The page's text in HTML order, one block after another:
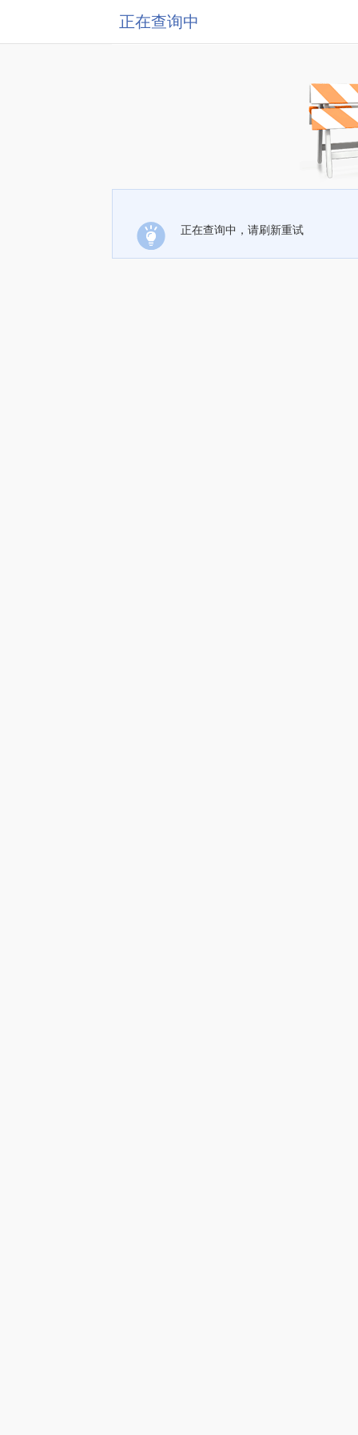
正在查询中
正在查询中，请刷新重试